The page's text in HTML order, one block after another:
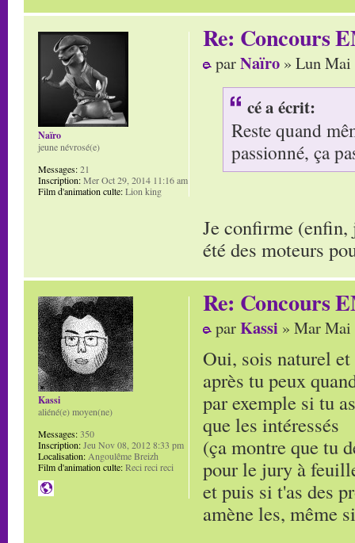
Re: Concours
parNaïro » Lun Mai
cé a écrit:
Reste quand
passionné, ça
Je confirme (enfin,
été des moteurs
Naïro
jeune névrosé(e)
Messages:21
Inscription:Mer Oct 29, 2014 11:16 am
Film d'animation culte:Lion king
Re: Concours
parKassi » Mar Mai
Oui, sois naturel
après tu peux
par exemple si tu
que les intéressés
(ça montre que tu
pour le jury à
et puis si t'as des
amène les, même
Kassi
aliéné(e) moyen(ne)
Messages:350
Inscription:Jeu Nov 08, 2012 8:33 pm
Localisation: Angoulême Breizh
Film d'animation culte:Reci reci reci